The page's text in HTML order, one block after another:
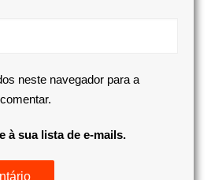
neste navegador para a
à sua lista de e-mails.